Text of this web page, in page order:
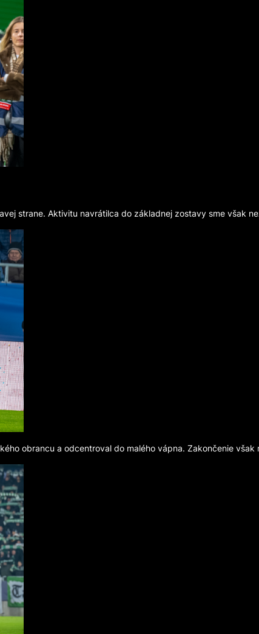
strane. Aktivitu navrátilca do základnej zostavy sme však
obrancu a odcentroval do malého vápna. Zakončenie však